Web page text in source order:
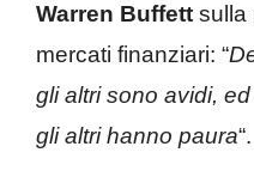
Warren Buffett sulla
mercati finanziari: “
gli altri sono avidi,
gli altri hanno paura“.